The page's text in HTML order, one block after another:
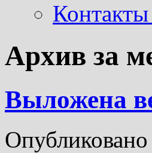
Контакты
Архив за
Выложена
Опубликовано